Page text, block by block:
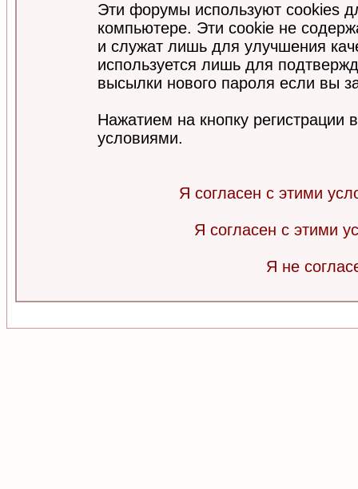
Эти форумы используют cookies
компьютере. Эти cookie не
и служат лишь для улучшения
используется лишь для
высылки нового пароля если вы
Нажатием на кнопку регистрации
условиями.
Я согласен с этими
Я согласен с этими
Я не